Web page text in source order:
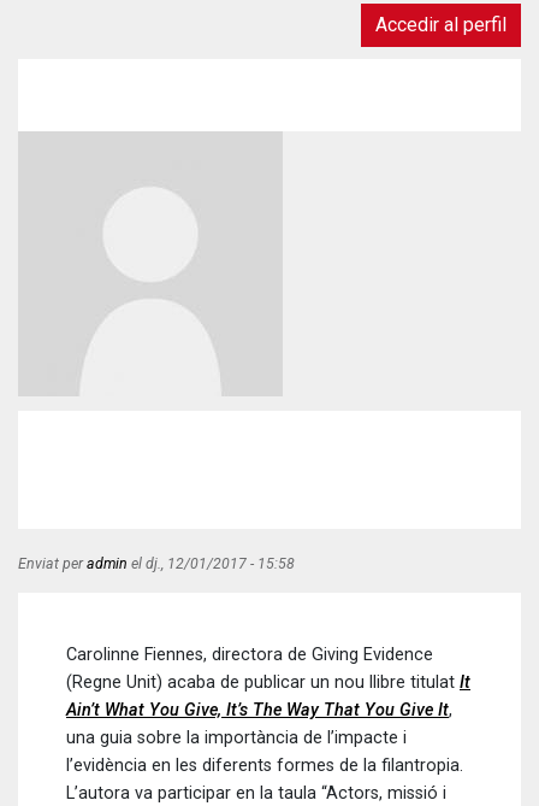
Accedir al perfil
Enviat peradmin el dj., 12/01/2017 - 15:58
Carolinne Fiennes, directora de Giving Evidence
(Regne Unit) acaba de publicar un nou llibre titulat It
Ain’t What You Give, It’s The Way That You Give It,
una guia sobre la importància de l’impacte i
l’evidència en les diferents formes de la filantropia.
L’autora va participar en la taula “Actors, missió i